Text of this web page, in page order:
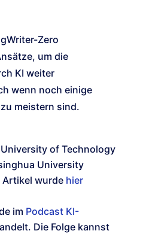
Zero
um die
KI weiter
wenn noch einige
meistern sind.
of Technology
University
wurde hier
im Podcast KI-
Die Folge kannst